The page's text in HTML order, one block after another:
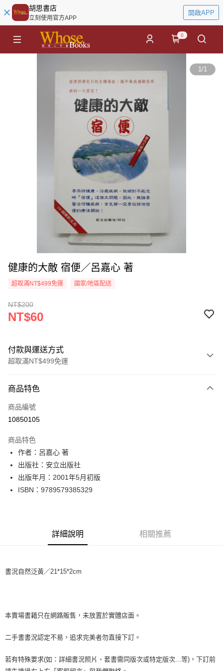
胡思書店
立刻使用官方APP
開啟APP
0
1/1
健康的大敵 宿便／呂嘉心 著
超取滿NT$499免運 國家/地區配送
NT$200
NT$60
付款與運送方式
超取滿NT$499免運
信用卡一次付款
超商取貨付款
Apple Pay
街口支付
悠遊付
1.本服務由台灣大哥大提供，台灣大哥大用戶可立即使用無須另外申請。
3.實際核准額度、可分期數及費用金額請依後續交易確認頁面所載為準。
4.訂單成立30分鐘內，如未前往確認交易或遇審核未通過，訂單將自動取
法說明評估內容。
1.分期款項不併入電信帳單，「大哥付你分期」於每月結算日後寄送繳費提
醒簡訊。
AFTEE先享後付
便利好安心！
２．便利：只要手機號碼，簡訊認證，即可結帳。
３．安心：先確認商品／服務後，再付款。
【「AFTEE先享後付」結帳流程】
１．於結帳方式選擇「AFTEE先享後付」後，將跳轉至「AFTEE先享後付」
裹】
商品特色
商品編號
10850105
商品特色
作者：呂嘉心 著
出版社：安立出版社
出版年月：2001年5月初版
ISBN：9789579385329
詳細說明 相關推薦
書況自然泛黃／21*15*2cm
本賣場書籍只在網路販售，未放置於實體店面。
二手書書況認定不易，追求完美者勿直接下訂。
若有特殊要求(如：詳細書況照片、套書需同版次或特定版次...等)，下訂前